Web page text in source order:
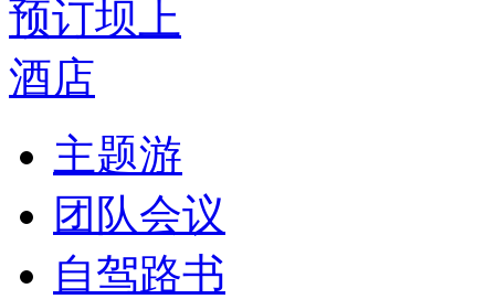
主题游
团队会议
自驾路书